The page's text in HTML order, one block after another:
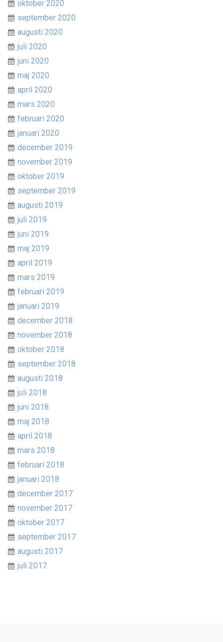
oktober 2020
september 2020
augusti 2020
juli 2020
juni 2020
maj 2020
april 2020
mars 2020
februari 2020
januari 2020
december 2019
november 2019
oktober 2019
september 2019
augusti 2019
juli 2019
juni 2019
maj 2019
april 2019
mars 2019
februari 2019
januari 2019
december 2018
november 2018
oktober 2018
september 2018
augusti 2018
juli 2018
juni 2018
maj 2018
april 2018
mars 2018
februari 2018
januari 2018
december 2017
november 2017
oktober 2017
september 2017
augusti 2017
juli 2017